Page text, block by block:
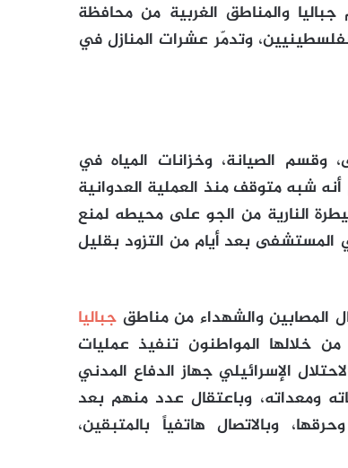
والمناطق الغربية من محافظة
وتدمّر عشرات المنازل في
الصيانة، وخزانات المياه في
شبه متوقف منذ العملية العدوانية
النارية من الجو على محيطه لمنع
المستشفى بعد أيام من التزود بقليل
المصابين والشهداء من مناطق جباليا
خلالها المواطنون تنفيذ عمليات
الإسرائيلي جهاز الدفاع المدني
ومعداته، وباعتقال عدد منهم بعد
وبالاتصال هاتفياً بالمتبقين،